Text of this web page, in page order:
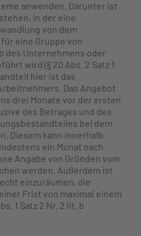
anwenden. Darunter ist
in der eine
von dem
eine Gruppe von
des Unternehmens oder
wird (§ 20 Abs. 2 Satz 1
hier ist das
Das Angebot
drei Monate vor der ersten
des Betrages und des
bei dem
Diesem kann innerhalb
ein Monat nach
Angabe von Gründen vom
werden. Außerdem ist
einzuräumen, die
Frist von maximal einem
1 Satz 2 Nr. 2 lit. b